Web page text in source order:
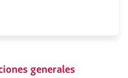
generales